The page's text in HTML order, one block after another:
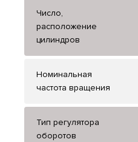
Число,
расположение
цилиндров
Номинальная
частота вращения
Тип регулятора
оборотов